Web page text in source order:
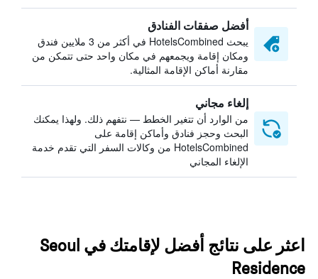
أفضل صفقات الفنادق
يبحث HotelsCombined في أكثر من 3 ملايين فندق
ومكان إقامة ويجمعهم في مكان واحد حتى تتمكن من
مقارنة أماكن الإقامة المثالية.
إلغاء مجاني
من الوارد أن تتغير الخطط — نتفهم ذلك. ولهذا يمكنك
البحث وحجز فنادق وأماكن إقامة على
HotelsCombined من وكالات السفر التي تقدم خدمة
الإلغاء المجاني
اعثر على نتائج أفضل لإقامتك في Seoul
Residence